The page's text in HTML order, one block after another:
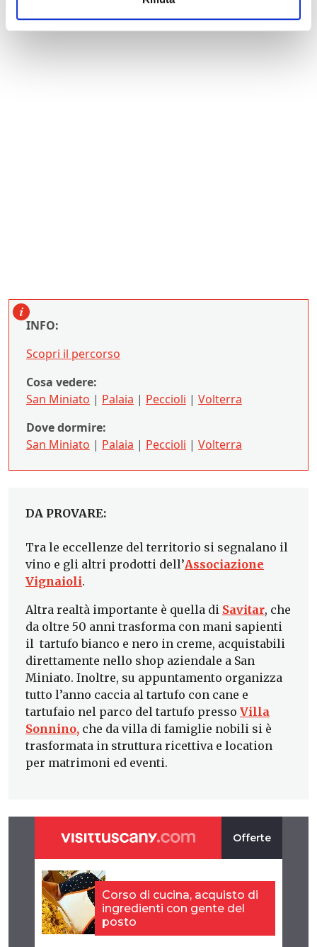
INFO:
Scopri il percorso
Cosa vedere:
San Miniato | Palaia | Peccioli | Volterra
Dove dormire:
San Miniato | Palaia | Peccioli | Volterra
DA PROVARE:
Tra le eccellenze del territorio si segnalano il
vino e gli altri prodotti dell’Associazione
Vignaioli.
Altra realtà importante è quella di Savitar, che
da oltre 50 anni trasforma con mani sapienti
il tartufo bianco e nero in creme, acquistabili
direttamente nello shop aziendale a San
Miniato. Inoltre, su appuntamento organizza
tutto l’anno caccia al tartufo con cane e
tartufaio nel parco del tartufo presso Villa
Sonnino, che da villa di famiglie nobili si è
trasformata in struttura ricettiva e location
per matrimoni ed eventi.